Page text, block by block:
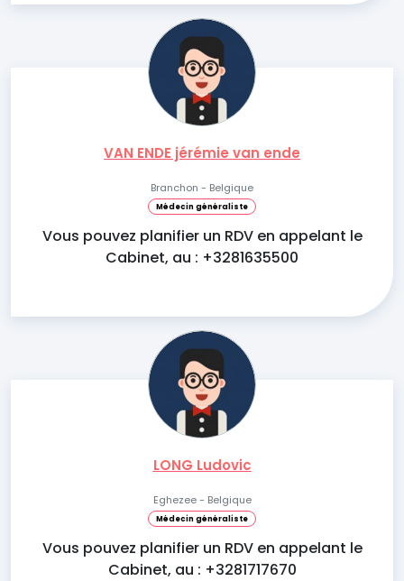
VAN ENDE jérémie van ende
Branchon - Belgique
Médecin généraliste
Vous pouvez planifier un RDV en appelant le
Cabinet, au : +3281635500
LONG Ludovic
Eghezee - Belgique
Médecin généraliste
Vous pouvez planifier un RDV en appelant le
Cabinet, au : +3281717670